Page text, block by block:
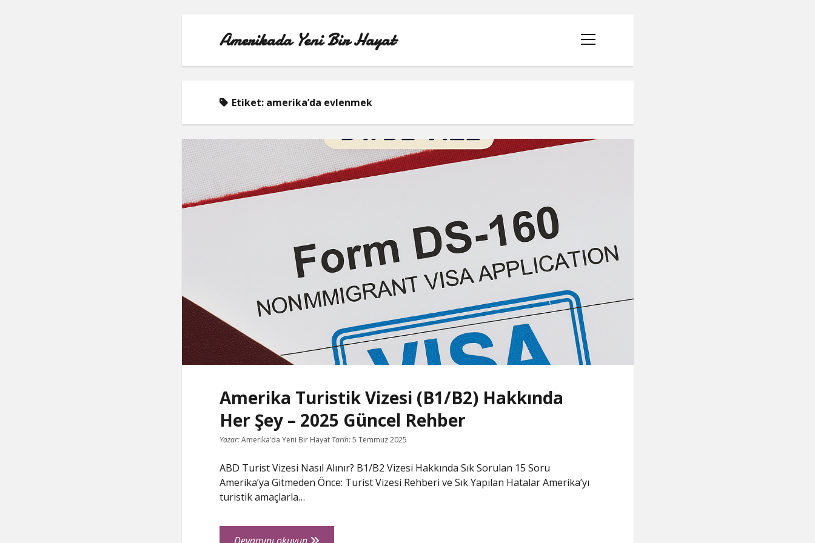
Amerikada Yeni Bir Hayat
menüyü
aç
Etiket: amerika’da evlenmek
Amerika Turistik Vizesi (B1/B2) Hakkında
Her Şey – 2025 Güncel Rehber
Yazar:Amerika’da Yeni Bir Hayat Tarih:5 Temmuz 2025
ABD Turist Vizesi Nasıl Alınır? B1/B2 Vizesi Hakkında Sık Sorulan 15 Soru
Amerika’ya Gitmeden Önce: Turist Vizesi Rehberi ve Sık Yapılan Hatalar Amerika’yı
turistik amaçlarla…
Devamını okuyunAmerika